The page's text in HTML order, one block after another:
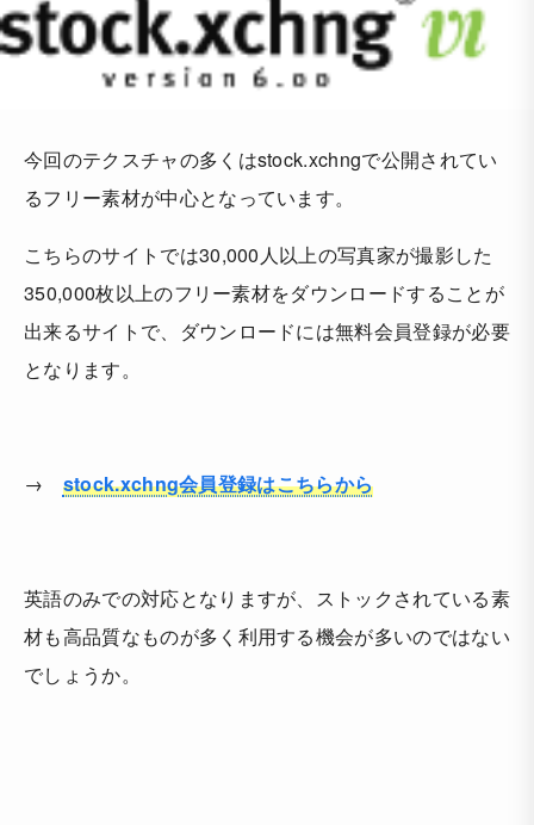
今回のテクスチャの多くはstock.xchngで公開されてい
るフリー素材が中心となっています。
こちらのサイトでは30,000人以上の写真家が撮影した
350,000枚以上のフリー素材をダウンロードすることが
出来るサイトで、ダウンロードには無料会員登録が必要
となります。
→ stock.xchng会員登録はこちらから
英語のみでの対応となりますが、ストックされている素
材も高品質なものが多く利用する機会が多いのではない
でしょうか。